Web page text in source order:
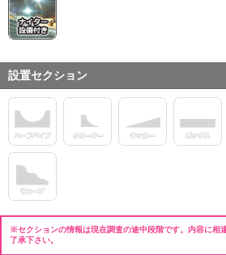
設置セクション
※セクションの情報は現在調査の途中段階です。内容に相
了承下さい。